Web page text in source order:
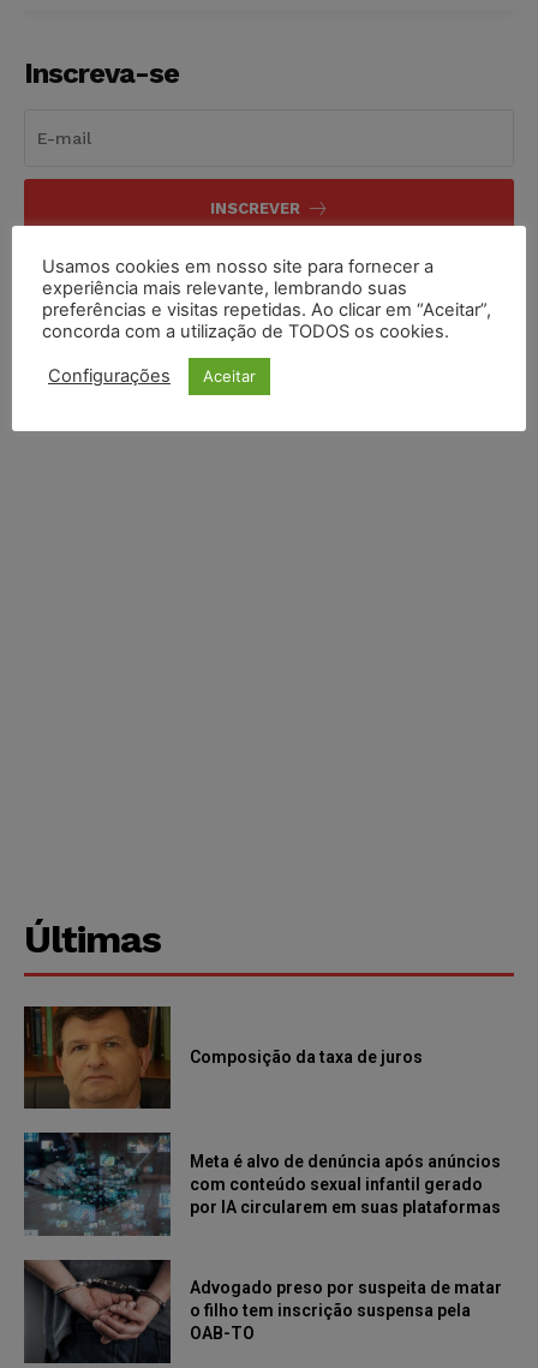
Inscreva-se
INSCREVER
Li e aceito aPolítica de Privacidade.
Últimas
Composição da taxa de juros
Meta é alvo de denúncia após anúncios
com conteúdo sexual infantil gerado
por IA circularem em suas plataformas
Advogado preso por suspeita de matar
o filho tem inscrição suspensa pela
OAB-TO
Usamos cookies em nosso site para fornecer a
experiência mais relevante, lembrando suas
preferências e visitas repetidas. Ao clicar em “Aceitar”,
concorda com a utilização de TODOS os cookies.
Configurações Aceitar